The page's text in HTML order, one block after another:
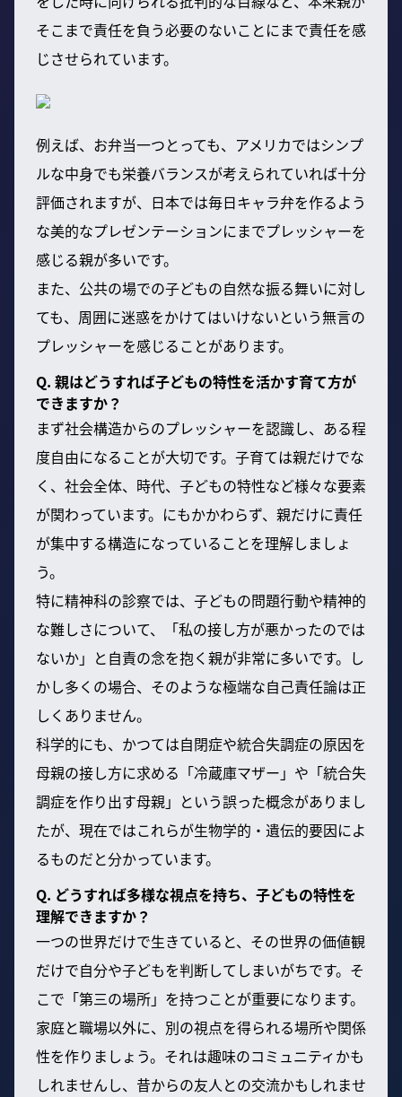
そこまで責任を負う必要のないことにまで責任を感
じさせられています。
例えば、お弁当一つとっても、アメリカではシンプ
ルな中身でも栄養バランスが考えられていれば十分
評価されますが、日本では毎日キャラ弁を作るよう
な美的なプレゼンテーションにまでプレッシャーを
感じる親が多いです。
また、公共の場での子どもの自然な振る舞いに対し
ても、周囲に迷惑をかけてはいけないという無言の
プレッシャーを感じることがあります。
Q. 親はどうすれば子どもの特性を活かす育て方が
できますか？
まず社会構造からのプレッシャーを認識し、ある程
度自由になることが大切です。子育ては親だけでな
く、社会全体、時代、子どもの特性など様々な要素
が関わっています。にもかかわらず、親だけに責任
が集中する構造になっていることを理解しましょ
う。
特に精神科の診察では、子どもの問題行動や精神的
な難しさについて、「私の接し方が悪かったのでは
ないか」と自責の念を抱く親が非常に多いです。し
かし多くの場合、そのような極端な自己責任論は正
しくありません。
科学的にも、かつては自閉症や統合失調症の原因を
母親の接し方に求める「冷蔵庫マザー」や「統合失
調症を作り出す母親」という誤った概念がありまし
たが、現在ではこれらが生物学的・遺伝的要因によ
るものだと分かっています。
Q. どうすれば多様な視点を持ち、子どもの特性を
理解できますか？
一つの世界だけで生きていると、その世界の価値観
だけで自分や子どもを判断してしまいがちです。そ
こで「第三の場所」を持つことが重要になります。
家庭と職場以外に、別の視点を得られる場所や関係
性を作りましょう。それは趣味のコミュニティかも
しれませんし、昔からの友人との交流かもしれませ